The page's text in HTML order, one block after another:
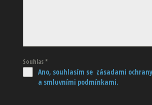
Souhlas*
Ano, souhlasím se zásadami
a smluvními podmínkami.